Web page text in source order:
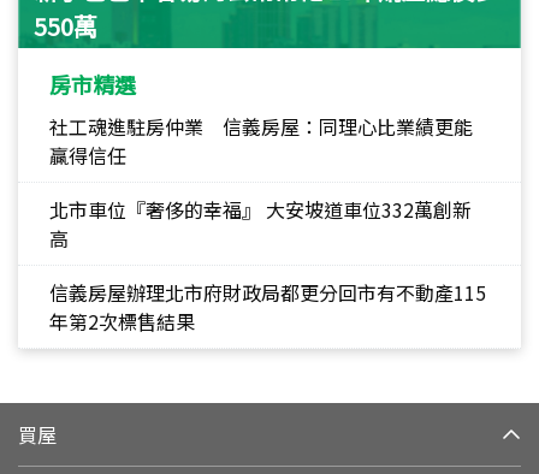
550萬
房市精選
社工魂進駐房仲業 信義房屋：同理心比業績更能
贏得信任
北市車位『奢侈的幸福』 大安坡道車位332萬創新
高
信義房屋辦理北市府財政局都更分回市有不動產115
年第2次標售結果
買屋